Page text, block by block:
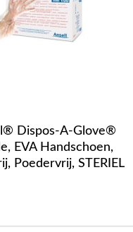
Dispos-A-Glove®
EVA Handschoen,
Poedervrij, STERIEL